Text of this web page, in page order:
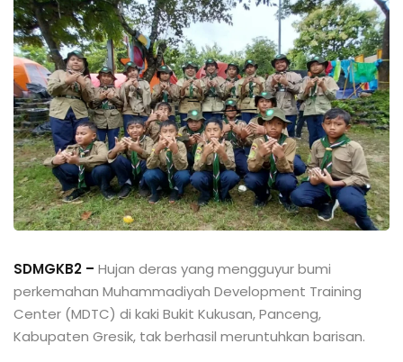
SDMGKB2 – Hujan deras yang mengguyur bumi
perkemahan Muhammadiyah Development Training
Center (MDTC) di kaki Bukit Kukusan, Panceng,
Kabupaten Gresik, tak berhasil meruntuhkan barisan.